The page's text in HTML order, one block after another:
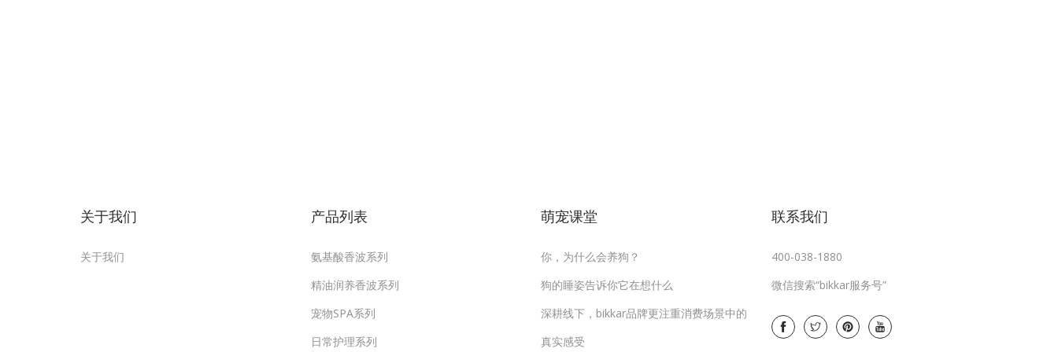
关于我们
关于我们
产品列表
氨基酸香波系列
精油润养香波系列
宠物SPA系列
日常护理系列
萌宠课堂
你，为什么会养狗？
狗的睡姿告诉你它在想什么
深耕线下，bikkar品牌更注重消费场景中的
真实感受
联系我们
400-038-1880
微信搜索“bikkar服务号”